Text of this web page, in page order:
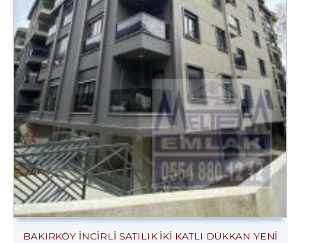
BAKIRKÖY İNCİRLİ SATILIK İKİ KATLI DÜKKAN YENİ